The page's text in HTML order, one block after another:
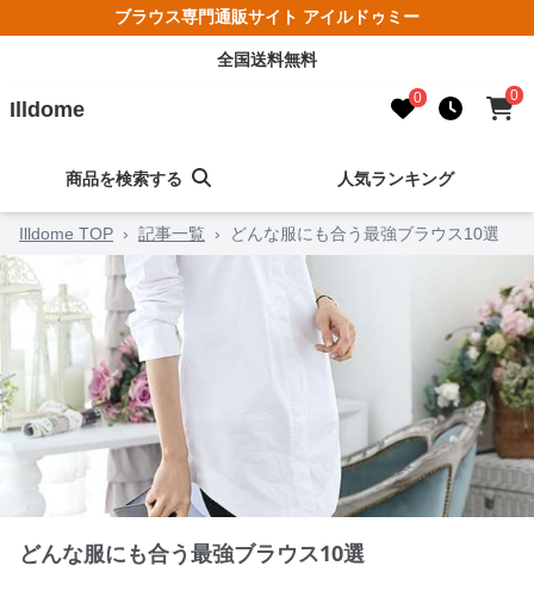
ブラウス専門通販サイト アイルドゥミー
全国送料無料
Illdome 0 0
商品を検索する 人気ランキング
Illdome TOP › 記事一覧 › どんな服にも合う最強ブラウス10選
どんな服にも合う最強ブラウス10選